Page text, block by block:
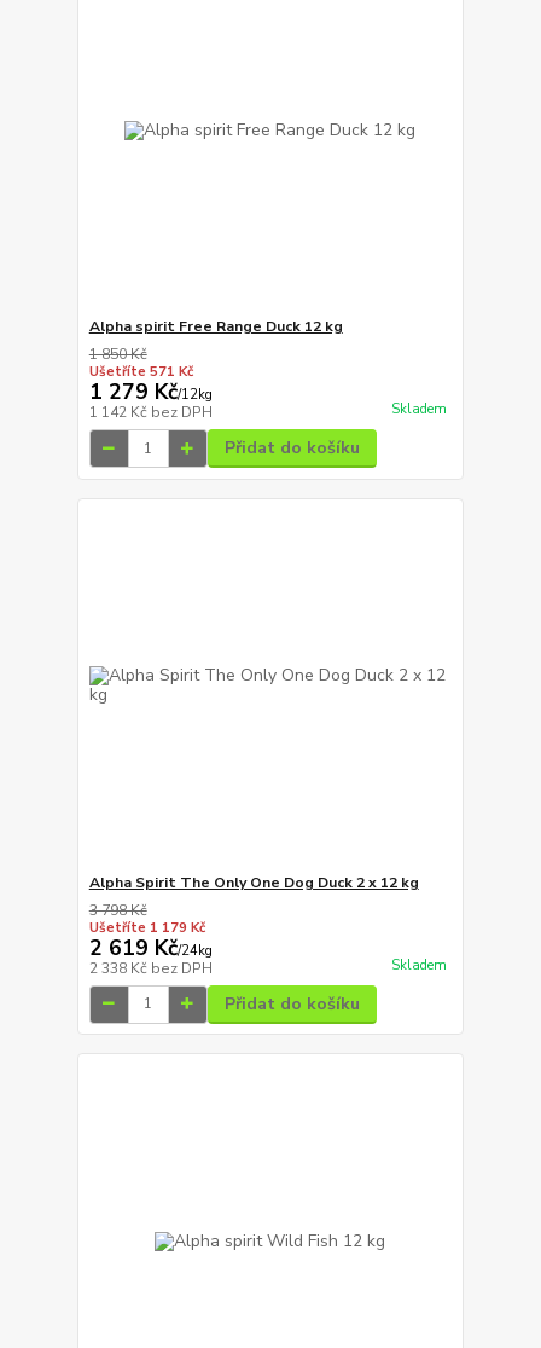
Alpha spirit Free Range Duck 12 kg
1 850 Kč
Ušetříte 571 Kč
1 279 Kč/12kg
1 142 Kč bez DPH Skladem
Přidat do košíku
Alpha Spirit The Only One Dog Duck 2 x 12 kg
3 798 Kč
Ušetříte 1 179 Kč
2 619 Kč/24kg
2 338 Kč bez DPH Skladem
Přidat do košíku